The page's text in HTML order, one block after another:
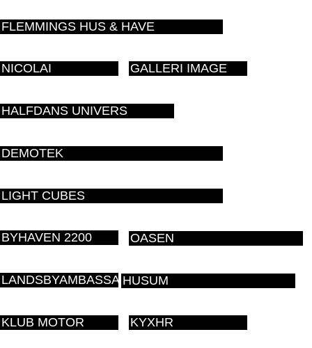
FLEMMINGS HUS & HAVE
NICOLAI GALLERI IMAGE
HALFDANS UNIVERS
DEMOTEK
LIGHT CUBES
BYHAVEN 2200 OASEN
LANDSBYAMBASSADØR
HUSUM
KLUB MOTOR KYXHR